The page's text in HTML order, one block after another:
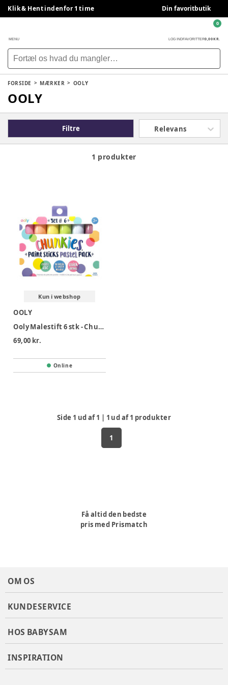
Klik & Hent indenfor 1 time Din favoritbutik
MENU LOG INDFAVORITTER0,00 KR.
0
FORSIDE MÆRKER OOLY
OOLY
Filtre Relevans
1 produkter
Kun i webshop
OOLY
Ooly Malestift 6 stk - Chunkies Pastel
69,00 kr.
Online
Side 1 ud af1 | 1 ud af1 produkter
1
Få altid den bedste
pris med Prismatch
OM OS
KUNDESERVICE
HOS BABYSAM
INSPIRATION